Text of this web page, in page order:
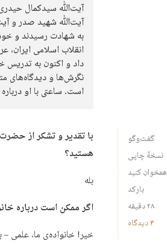
آیت‌ﷲ سیدکمال حیدری
آیت‌ﷲ شهید صدر و
به شهادت رسیدند و
انقلاب اسلامی ایران،
داد و اکنون به
نگرش‌ها و دیدگاه‌های
است. ساعتی با او
گفت‌وگو
نسخهٔ چاپی
همخوان کنید
بارکد
۲۸ دقیقه
۴ دیدگاه
با تقدیر و تشکر از
هستید؟
بله
اگر ممکن است درباره
خیر! خانواده‌ی ما، علمی